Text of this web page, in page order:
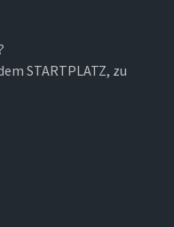
STARTPLATZ, zu